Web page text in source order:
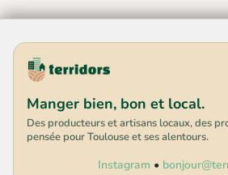
Manger bien, bon et local.
Des producteurs et artisans locaux, des
pensée pour Toulouse et ses alentours.
Instagram •